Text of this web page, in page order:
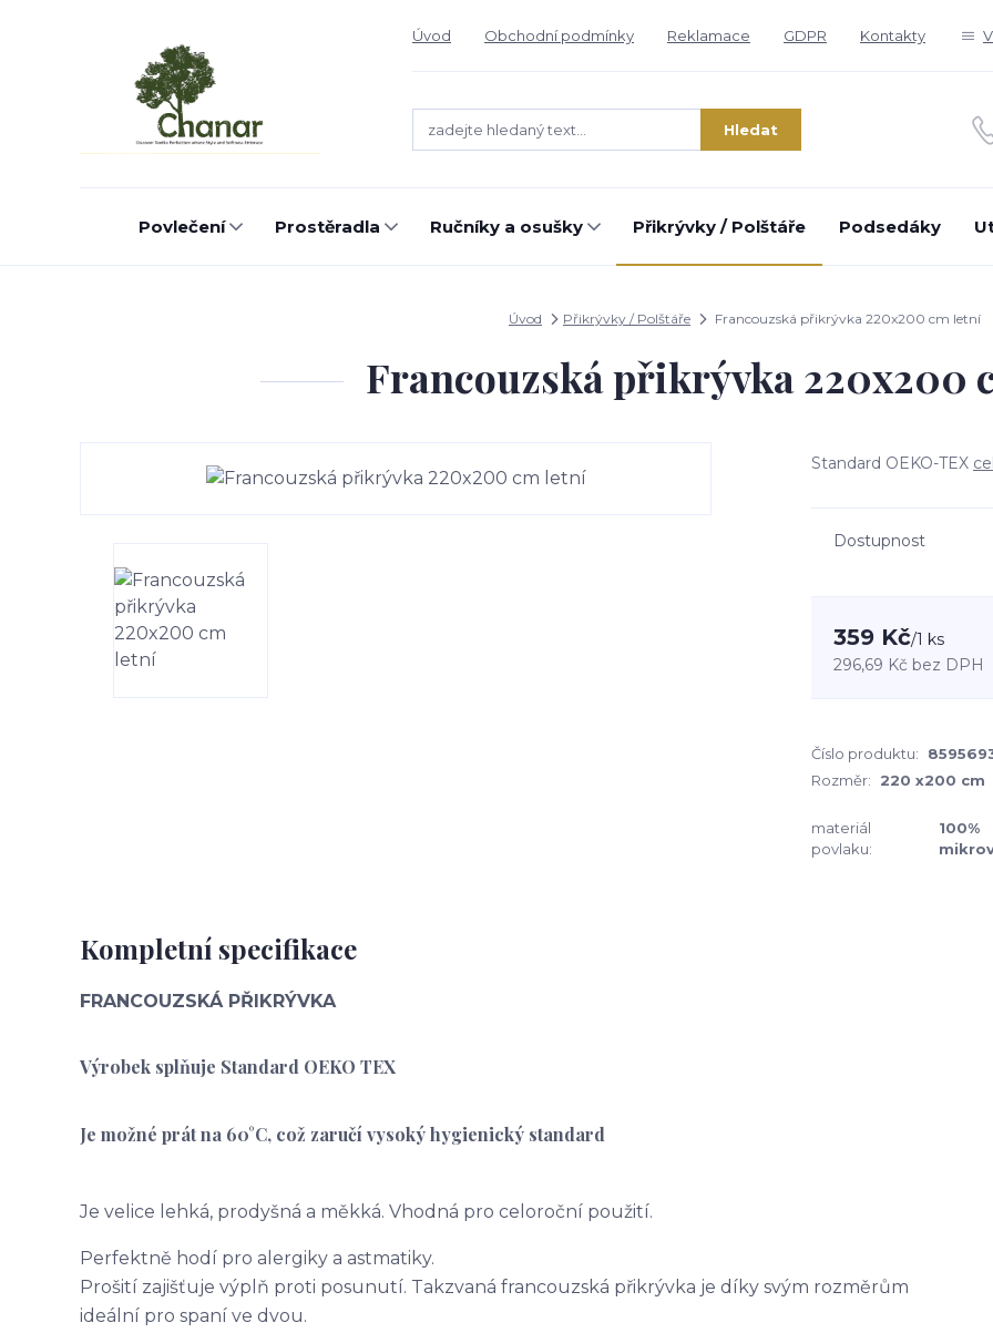
Úvod Obchodní podmínky Reklamace GDPR Kontakty
Hledat
Povlečení Prostěradla Ručníky a osušky Přikrývky / Polštáře Podsedáky
Úvod Přikrývky / Polštáře Francouzská přikrývka 220x200 cm letní
Francouzská přikrývka 220x200
Standard OEKO-TEX
Dostupnost
359 Kč/1 ks
296,69 Kč bez DPH
Číslo produktu:
Rozměr:
220 x200 cm
materiál
povlaku:
100%
Kompletní specifikace
FRANCOUZSKÁ PŘIKRÝVKA
Výrobek splňuje Standard OEKO TEX
Je možné prát na 60°C, což zaručí vysoký hygienický standard
Je velice lehká, prodyšná a měkká. Vhodná pro celoroční použití.
Perfektně hodí pro alergiky a astmatiky.
Prošití zajišťuje výplň proti posunutí. Takzvaná francouzská přikrývka je díky svým rozměrům
ideální pro spaní ve dvou.